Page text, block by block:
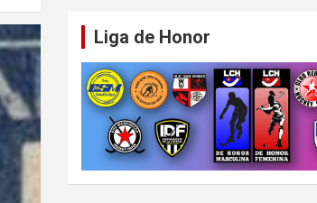
Liga de Honor